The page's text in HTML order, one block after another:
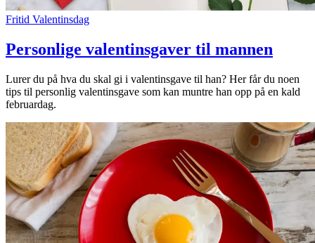
Fritid Valentinsdag
Personlige valentinsgaver til mannen
Lurer du på hva du skal gi i valentinsgave til han? Her får du noen
tips til personlig valentinsgave som kan muntre han opp på en kald
februardag.